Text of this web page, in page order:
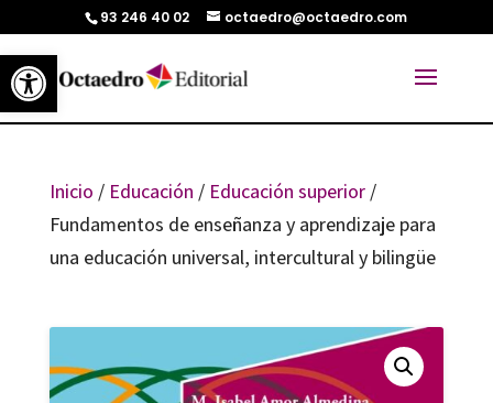
Abrir barra de herramientas
93 246 40 02 octaedro@octaedro.com
Inicio / Educación / Educación superior/
Fundamentos de enseñanza y aprendizaje para
una educación universal, intercultural y bilingüe